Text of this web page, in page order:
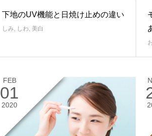
下地のUV機能と日焼け止めの違い
しみ, しわ, 美白
FEB
01
2020